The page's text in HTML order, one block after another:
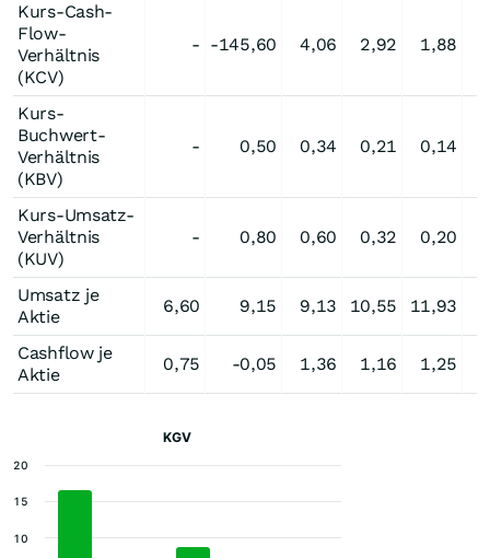
Kurs-Cash-
Flow-
Verhältnis
(KCV)
- -145,60 4,06 2,92 1,88
Kurs-
Buchwert-
Verhältnis
(KBV)
- 0,50 0,34 0,21 0,14
Kurs-Umsatz-
Verhältnis
(KUV)
- 0,80 0,60 0,32 0,20
Umsatz je
Aktie
6,60 9,15 9,13 10,55 11,93
Cashflow je
Aktie
0,75 -0,05 1,36 1,16 1,25
KGV
10
15
20